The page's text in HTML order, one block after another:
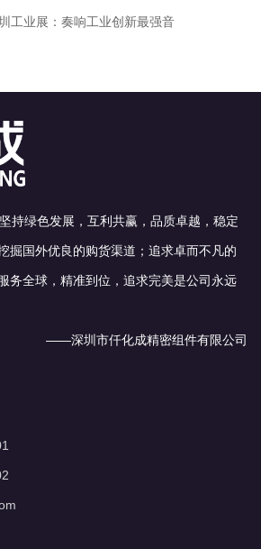
工业展：奏响工业创新最强音
持绿色发展，互利共赢，品质卓越，稳定
掘国外优良的购货渠道；追求卓而不凡的
务全球，精准到位，追求完美是公司永远
——深圳市仟化成精密组件有限公司